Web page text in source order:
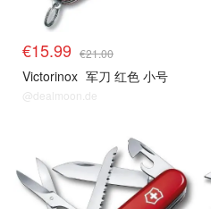
€15.99 €21.00
Victorinox 军刀 红色 小号
@dealmoon.de